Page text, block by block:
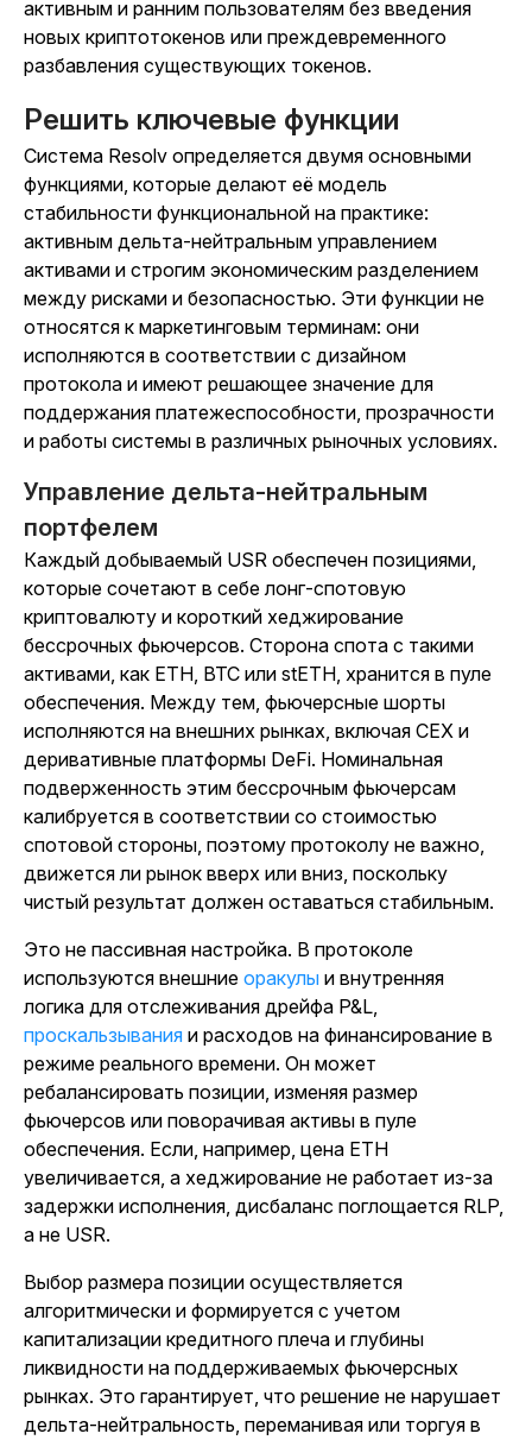
активным и ранним пользователям без введения
новых криптотокенов или преждевременного
разбавления существующих токенов.
Решить ключевые функции
Система Resolv определяется двумя основными
функциями, которые делают её модель
стабильности функциональной на практике:
активным дельта-нейтральным управлением
активами и строгим экономическим разделением
между рисками и безопасностью. Эти функции не
относятся к маркетинговым терминам: они
исполняются в соответствии с дизайном
протокола и имеют решающее значение для
поддержания платежеспособности, прозрачности
и работы системы в различных рыночных условиях.
Управление дельта-нейтральным
портфелем
Каждый добываемый USR обеспечен позициями,
которые сочетают в себе лонг-спотовую
криптовалюту и короткий хеджирование
бессрочных фьючерсов. Сторона спота с такими
активами, как ETH, BTC или stETH, хранится в пуле
обеспечения. Между тем, фьючерсные шорты
исполняются на внешних рынках, включая CEX и
деривативные платформы DeFi. Номинальная
подверженность этим бессрочным фьючерсам
калибруется в соответствии со стоимостью
спотовой стороны, поэтому протоколу не важно,
движется ли рынок вверх или вниз, поскольку
чистый результат должен оставаться стабильным.
Это не пассивная настройка. В протоколе
используются внешние оракулы и внутренняя
логика для отслеживания дрейфа P&L,
проскальзывания и расходов на финансирование в
режиме реального времени. Он может
ребалансировать позиции, изменяя размер
фьючерсов или поворачивая активы в пуле
обеспечения. Если, например, цена ETH
увеличивается, а хеджирование не работает из-за
задержки исполнения, дисбаланс поглощается RLP,
а не USR.
Выбор размера позиции осуществляется
алгоритмически и формируется с учетом
капитализации кредитного плеча и глубины
ликвидности на поддерживаемых фьючерсных
рынках. Это гарантирует, что решение не нарушает
дельта-нейтральность, переманивая или торгуя в